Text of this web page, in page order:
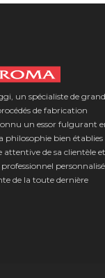
un spécialiste de
de fabrication
un essor fulgurant
bien établies
attentive de sa clientèle et
de la toute dernière